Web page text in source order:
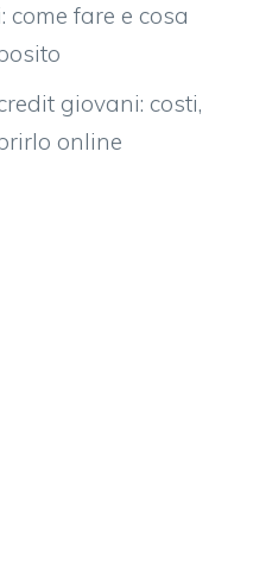
fare e cosa
giovani: costi,
online